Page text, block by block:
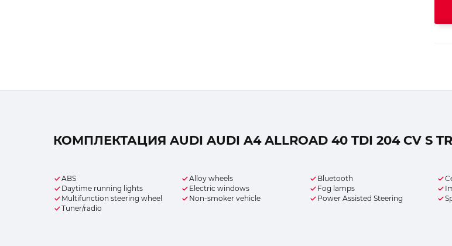
КОМПЛЕКТАЦИЯ AUDI AUDI A4 ALLROAD 40 TDI 204 CV S
ABS Alloy wheels Bluetooth
Daytime running lights
Electric windows Fog lamps
Multifunction steering wheel
Non-smoker vehicle Power Assisted Steering
Tuner/radio